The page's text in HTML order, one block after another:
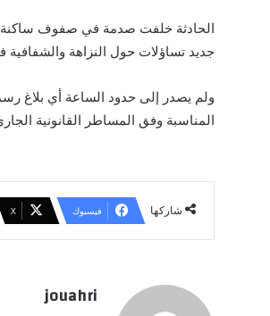
الحادثة خلفت صدمة في صفوف ساكنة
جديد تساؤلات حول النزاهة والشفافية
ولم يصدر إلى حدود الساعة أي بلاغ
المناسبة وفق المساطر القانونية
شاركها فيسبوك ‫X
jouahri